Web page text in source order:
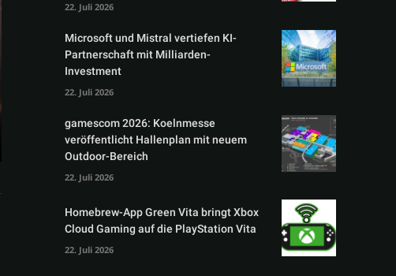
22. Juli 2026
Microsoft und Mistral vertiefen KI-
Partnerschaft mit Milliarden-
Investment
22. Juli 2026
gamescom 2026: Koelnmesse
veröffentlicht Hallenplan mit neuem
Outdoor-Bereich
22. Juli 2026
Homebrew-App Green Vita bringt Xbox
Cloud Gaming auf die PlayStation Vita
22. Juli 2026